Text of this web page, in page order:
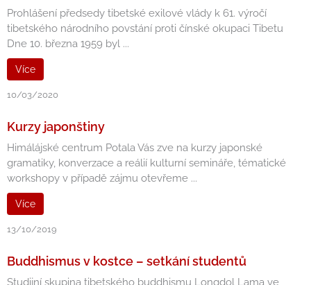
Prohlášení předsedy tibetské exilové vlády k 61. výročí
tibetského národního povstání proti čínské okupaci Tibetu
Dne 10. března 1959 byl ...
Více
10/03/2020
Kurzy japonštiny
Himálájské centrum Potala Vás zve na kurzy japonské
gramatiky, konverzace a reálií kulturní semináře, tématické
workshopy v případě zájmu otevřeme ...
Více
13/10/2019
Buddhismus v kostce – setkání studentů
Studijní skupina tibetského buddhismu Longdol Lama ve